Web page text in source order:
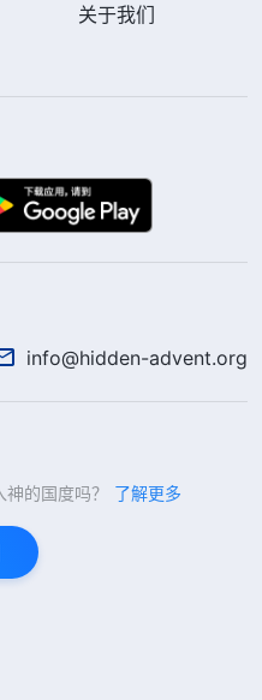
要让我俩分开，一人负
的各项工作没有弟兄负
，心想：“这回‘英雄’有
作果效不好，等我把果
力了。”分开后我马上
工作，跟弟兄姊妹交通
作的工作，又找神的话
经过一番努力各项工作
一起聚会时，我得知自
赵弟兄那边好，心里暗
以扬眉吐气了。”正当
：“你这不是窃取神的
，传福音见证神把更多
是每个神选民的义务和
么可自夸的？”想到这
卑鄙了，同时也看到神
关于我们
info@hidden-advent.org
的国度吗？ 了解更多